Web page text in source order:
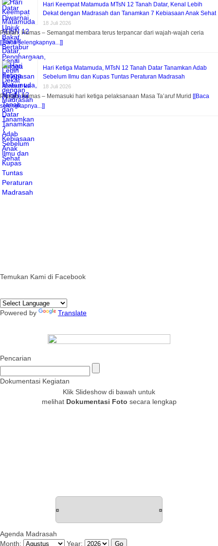
Hari Keempat Matamuda MTsN 12 Tanah Datar, Kenal Lebih
Dekat dengan Madrasah dan Tanamkan 7 Kebiasaan Anak Sehat
18 Juli 2026
Pitalah, Humas – Semangat membara terus terpancar dari wajah-wajah ceria
[[Baca selengkapnya...]]
Hari Ketiga Matamuda, MTsN 12 Tanah Datar Tanamkan Adab
Sebelum Ilmu dan Kupas Tuntas Peraturan Madrasah
18 Juli 2026
Pitalah, Humas – Memasuki hari ketiga pelaksanaan Masa Ta’aruf Murid [[Baca
selengkapnya...]]
Temukan Kami di Facebook
Powered by Translate
Pencarian
Dokumentasi Kegiatan
Klik Slideshow di bawah untuk
melihat Dokumentasi Foto secara lengkap
Agenda Madrasah
Month:
Year: